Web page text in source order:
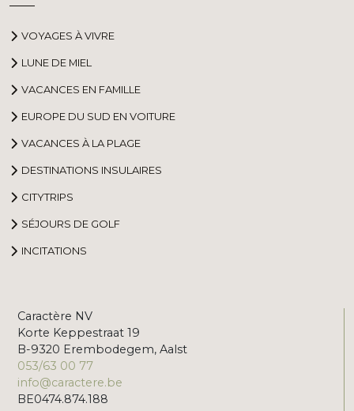
VOYAGES À VIVRE
LUNE DE MIEL
VACANCES EN FAMILLE
EUROPE DU SUD EN VOITURE
VACANCES À LA PLAGE
DESTINATIONS INSULAIRES
CITYTRIPS
SÉJOURS DE GOLF
INCITATIONS
Caractère NV
Korte Keppestraat 19
B-9320 Erembodegem, Aalst
053/63 00 77
info@caractere.be
BE0474.874.188